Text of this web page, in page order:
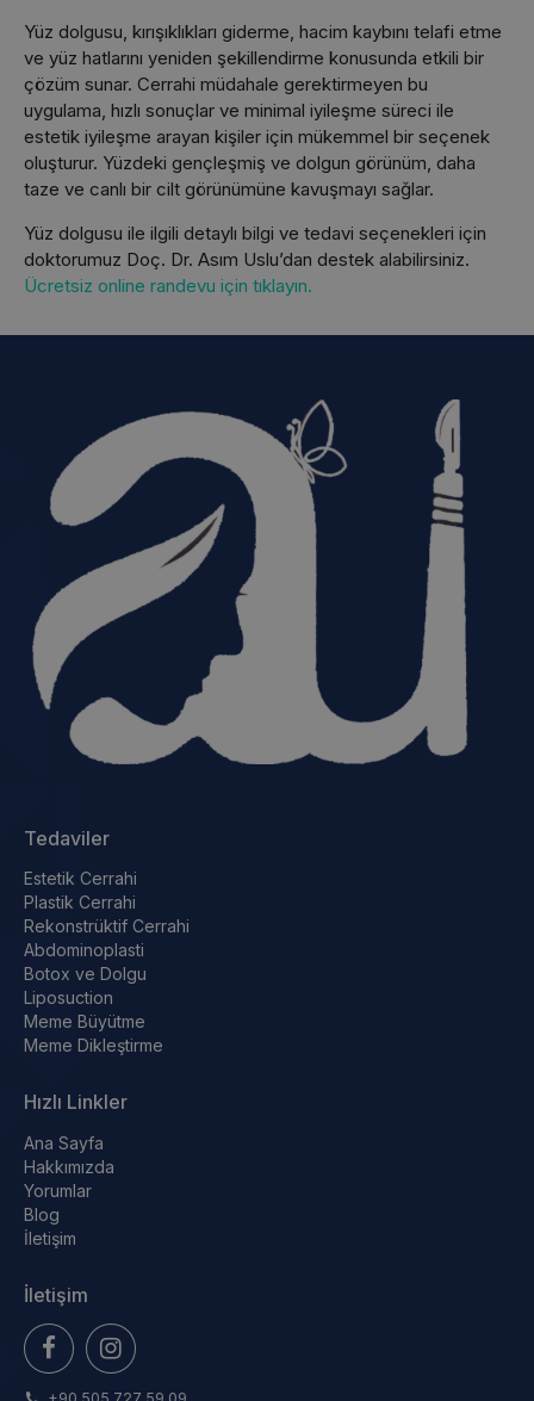
Yüz dolgusu, kırışıklıkları giderme, hacim kaybını telafi etme
ve yüz hatlarını yeniden şekillendirme konusunda etkili bir
çözüm sunar. Cerrahi müdahale gerektirmeyen bu
uygulama, hızlı sonuçlar ve minimal iyileşme süreci ile
estetik iyileşme arayan kişiler için mükemmel bir seçenek
oluşturur. Yüzdeki gençleşmiş ve dolgun görünüm, daha
taze ve canlı bir cilt görünümüne kavuşmayı sağlar.
Yüz dolgusu ile ilgili detaylı bilgi ve tedavi seçenekleri için
doktorumuz Doç. Dr. Asım Uslu’dan destek alabilirsiniz.
Ücretsiz online randevu için tıklayın.
Tedaviler
Estetik Cerrahi
Plastik Cerrahi
Rekonstrüktif Cerrahi
Abdominoplasti
Botox ve Dolgu
Liposuction
Meme Büyütme
Meme Dikleştirme
Hızlı Linkler
Ana Sayfa
Hakkımızda
Yorumlar
Blog
İletişim
İletişim